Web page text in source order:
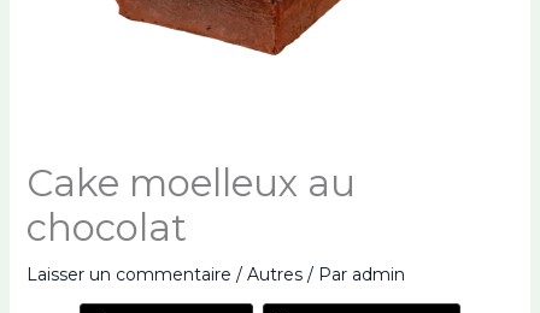
Cake moelleux au
chocolat
Laisser un commentaire / Autres/ Par admin